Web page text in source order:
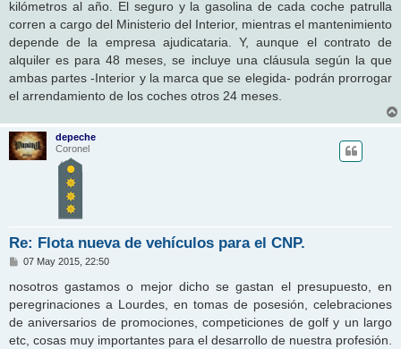
kilómetros al año. El seguro y la gasolina de cada coche patrulla
corren a cargo del Ministerio del Interior, mientras el mantenimiento
depende de la empresa ajudicataria. Y, aunque el contrato de
alquiler es para 48 meses, se incluye una cláusula según la que
ambas partes -Interior y la marca que se elegida- podrán prorrogar
el arrendamiento de los coches otros 24 meses.
depeche
Coronel
Re: Flota nueva de vehículos para el CNP.
M
n
a
j
e
07 May 2015, 22:50
nosotros gastamos o mejor dicho se gastan el presupuesto, en
peregrinaciones a Lourdes, en tomas de posesión, celebraciones
de aniversarios de promociones, competiciones de golf y un largo
etc, cosas muy importantes para el desarrollo de nuestra profesión.